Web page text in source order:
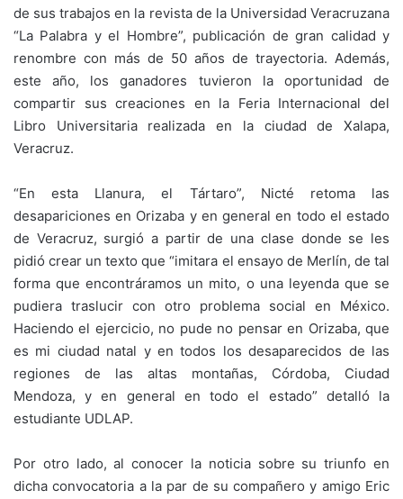
de sus trabajos en la revista de la Universidad Veracruzana
“La Palabra y el Hombre”, publicación de gran calidad y
renombre con más de 50 años de trayectoria. Además,
este año, los ganadores tuvieron la oportunidad de
compartir sus creaciones en la Feria Internacional del
Libro Universitaria realizada en la ciudad de Xalapa,
Veracruz.
“En esta Llanura, el Tártaro”, Nicté retoma las
desapariciones en Orizaba y en general en todo el estado
de Veracruz, surgió a partir de una clase donde se les
pidió crear un texto que “imitara el ensayo de Merlín, de tal
forma que encontráramos un mito, o una leyenda que se
pudiera traslucir con otro problema social en México.
Haciendo el ejercicio, no pude no pensar en Orizaba, que
es mi ciudad natal y en todos los desaparecidos de las
regiones de las altas montañas, Córdoba, Ciudad
Mendoza, y en general en todo el estado” detalló la
estudiante UDLAP.
Por otro lado, al conocer la noticia sobre su triunfo en
dicha convocatoria a la par de su compañero y amigo Eric